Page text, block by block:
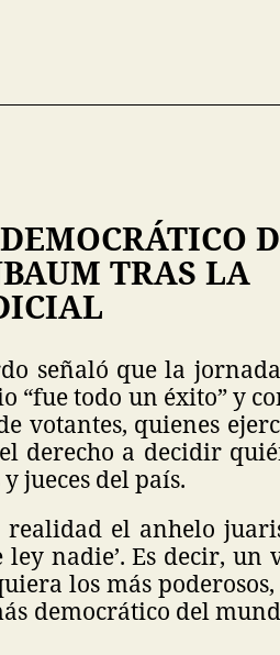
TRAS LA
señaló que la
“fue todo un éxito” y
votantes, quienes
derecho a decidir
jueces del país.
el anhelo
nadie’. Es decir, un
los más
democrático del